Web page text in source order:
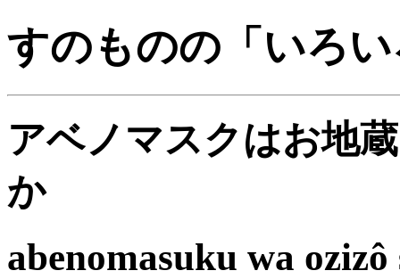
すのものの「いろ
アベノマスクはお地
か
abenomasuku wa